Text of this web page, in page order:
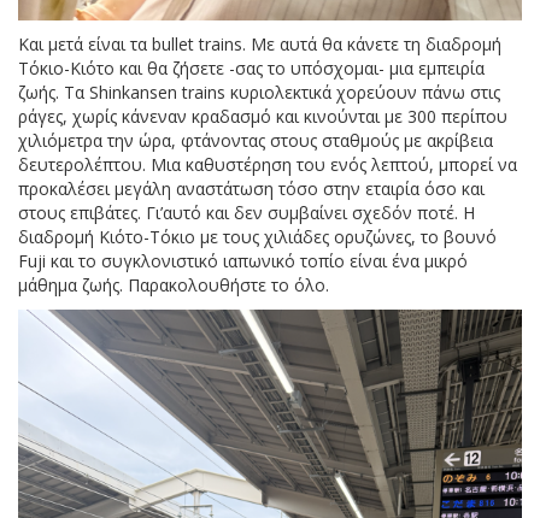
Και μετά είναι τα bullet trains. Mε αυτά θα κάνετε τη διαδρομή
Τόκιο-Κιότο και θα ζήσετε -σας το υπόσχομαι- μια εμπειρία
ζωής. Τα Shinkansen trains κυριολεκτικά χορεύουν πάνω στις
ράγες, χωρίς κάνεναν κραδασμό και κινούνται με 300 περίπου
χιλιόμετρα την ώρα, φτάνοντας στους σταθμούς με ακρίβεια
δευτερολέπτου. Μια καθυστέρηση του ενός λεπτού, μπορεί να
προκαλέσει μεγάλη αναστάτωση τόσο στην εταιρία όσο και
στους επιβάτες. Γι’αυτό και δεν συμβαίνει σχεδόν ποτέ. Η
διαδρομή Κιότο-Τόκιο με τους χιλιάδες ορυζώνες, το βουνό
Fuji και το συγκλονιστικό ιαπωνικό τοπίο είναι ένα μικρό
μάθημα ζωής. Παρακολουθήστε το όλο.